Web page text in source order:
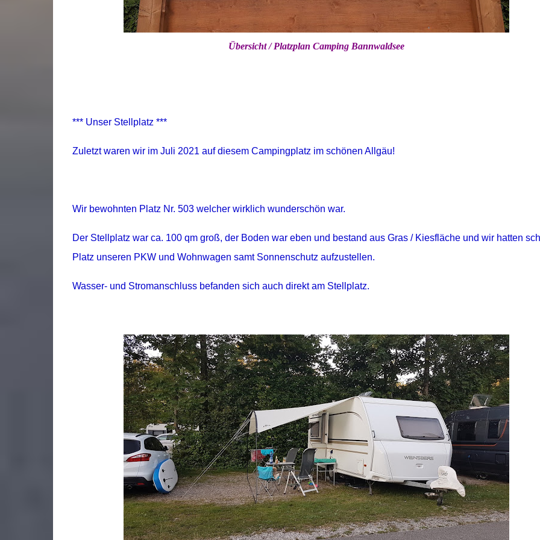
Übersicht / Platzplan Camping Bannwaldsee
*** Unser Stellplatz ***
Zuletzt waren wir im Juli 2021 auf diesem Campingplatz im schönen Allgäu!
Wir bewohnten Platz Nr. 503 welcher wirklich wunderschön war.
Der Stellplatz war ca. 100 qm groß, der Boden war eben und bestand aus Gras / Kiesfläche und wir hatten
Platz unseren PKW und Wohnwagen samt Sonnenschutz aufzustellen.
Wasser- und Stromanschluss befanden sich auch direkt am Stellplatz.